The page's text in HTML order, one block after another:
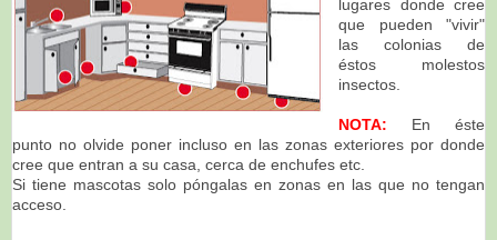
lugares donde cree
que pueden "vivir"
las colonias de
éstos molestos
insectos.
NOTA: En éste
punto no olvide poner incluso en las zonas exteriores por donde
cree que entran a su casa, cerca de enchufes etc.
Si tiene mascotas solo póngalas en zonas en las que no tengan
acceso.